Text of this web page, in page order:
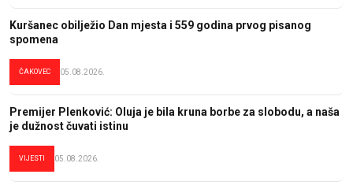
Kuršanec obilježio Dan mjesta i 559 godina prvog pisanog
spomena
ČAKOVEC 05.08.2026.
Premijer Plenković: Oluja je bila kruna borbe za slobodu, a naša
je dužnost čuvati istinu
VIJESTI 05.08.2026.